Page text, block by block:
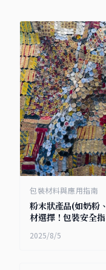
包裝材料與應用指南
粉末狀產品(如奶粉
材選擇！包裝安全
2025/8/5